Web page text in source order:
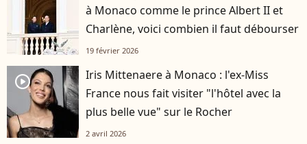
à Monaco comme le prince Albert II et
Charlène, voici combien il faut débourser
19 février 2026
player2
Iris Mittenaere à Monaco : l'ex-Miss
France nous fait visiter "l'hôtel avec la
plus belle vue" sur le Rocher
2 avril 2026